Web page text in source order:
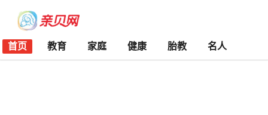
首页 教育 家庭 健康 胎教 名人